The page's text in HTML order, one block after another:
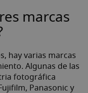
marcas
hay varias marcas
Algunas de las
fotográfica
Panasonic y